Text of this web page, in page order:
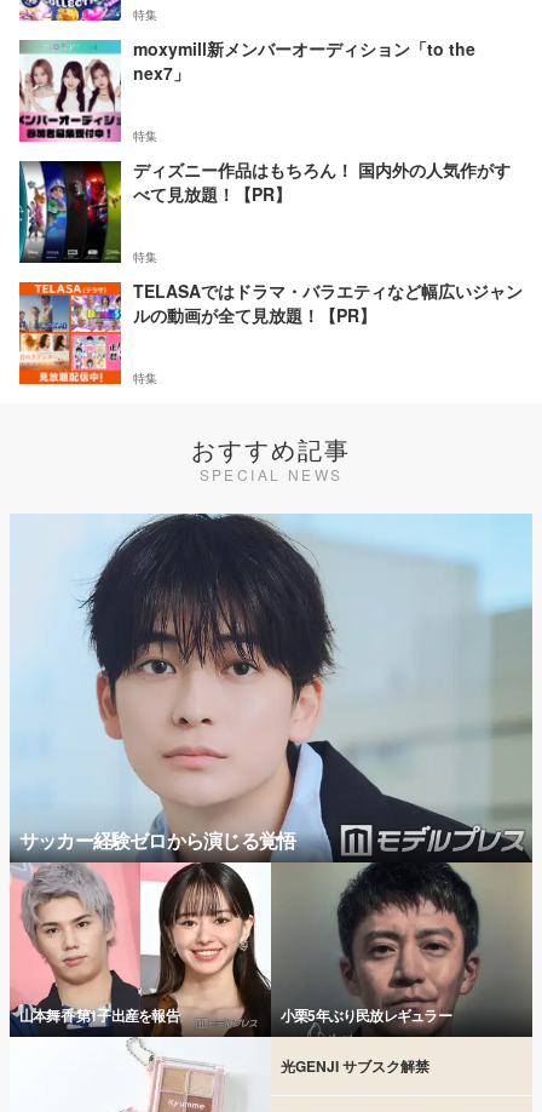
特集
moxymill新メンバーオーディション「to the
nex7」
特集
ディズニー作品はもちろん！ 国内外の人気作がす
べて見放題！【PR】
特集
TELASAではドラマ・バラエティなど幅広いジャン
ルの動画が全て見放題！【PR】
特集
おすすめ記事
SPECIAL NEWS
サッカー経験ゼロから演じる覚悟
山本舞香 第1子出産を報告 小栗5年ぶり民放レギュラー
光GENJI サブスク解禁